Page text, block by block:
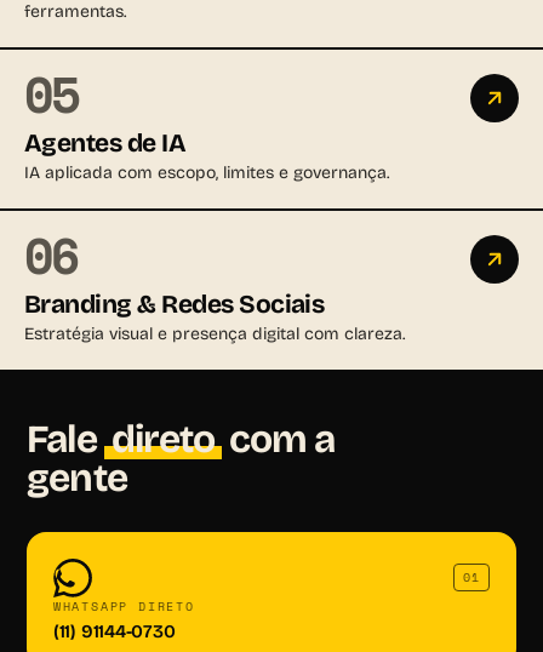
ferramentas.
05
Agentes de IA
IA aplicada com escopo, limites e governança.
06
Branding & Redes Sociais
Estratégia visual e presença digital com clareza.
Fale diretocom a
gente
01
WHATSAPP DIRETO
(11) 91144-0730